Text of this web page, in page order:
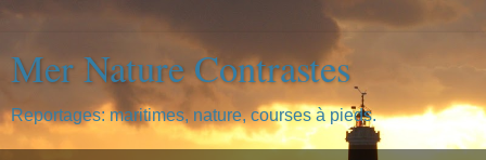
Mer Nature Contrastes
Reportages: maritimes, nature, courses à pieds.